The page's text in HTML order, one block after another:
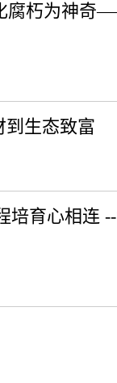
腐朽为神
到生态致富
培育心相连